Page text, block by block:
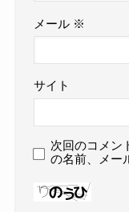
メール ※
サイト
次回のコメン
の名前、メー